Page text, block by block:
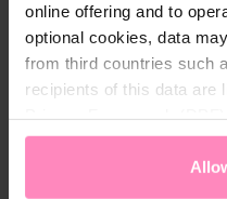
online offering and to
optional cookies, data
from third countries such
recipients of this data are
appropriate level of data
only allow
access and change your
Download
Technische Details